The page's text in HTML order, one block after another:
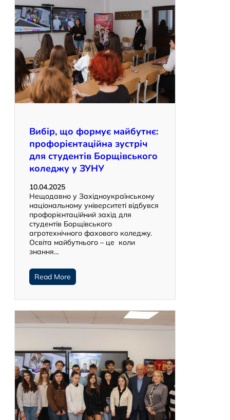
Вибір, що формує майбутнє:
профорієнтаційна зустріч
для студентів Борщівського
коледжу у ЗУНУ
10.04.2025
Нещодавно у Західноукраїнському
національному університеті відбувся
профорієнтаційний захід для
студентів Борщівського
агротехнічного фахового коледжу.
Освіта майбутнього – це коли
знання…
Read More